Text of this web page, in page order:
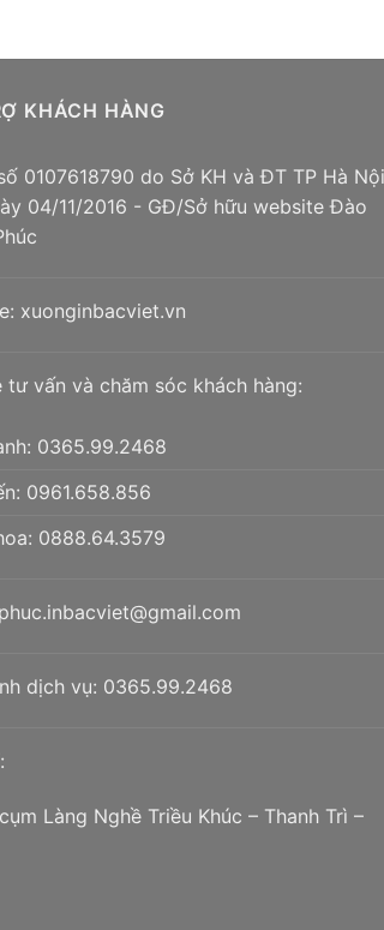
KHÁCH HÀNG
0107618790 do Sở KH và ĐT TP Hà Nội
04/11/2016 - GĐ/Sở hữu website Đào
xuonginbacviet.vn
tư vấn và chăm sóc khách hàng:
0365.99.2468
0961.658.856
0888.64.3579
phuc.inbacviet@gmail.com
dịch vụ: 0365.99.2468
Làng Nghề Triều Khúc – Thanh Trì –